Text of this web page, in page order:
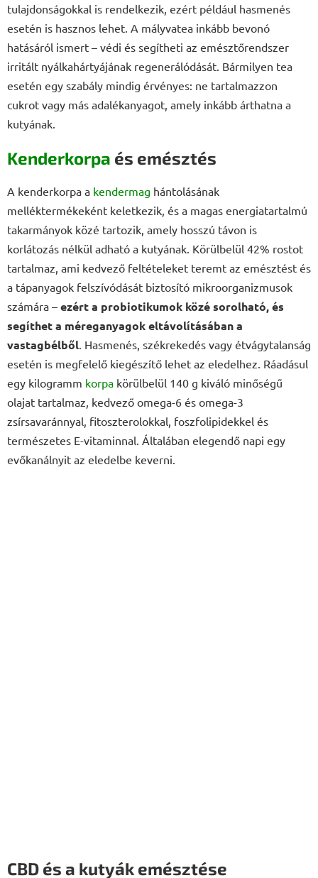
tulajdonságokkal is rendelkezik, ezért például hasmenés
esetén is hasznos lehet. A mályvatea inkább bevonó
hatásáról ismert – védi és segítheti az emésztőrendszer
irritált nyálkahártyájának regenerálódását. Bármilyen tea
esetén egy szabály mindig érvényes: ne tartalmazzon
cukrot vagy más adalékanyagot, amely inkább árthatna a
kutyának.
Kenderkorpa és emésztés
A kenderkorpa a kendermag hántolásának
melléktermékeként keletkezik, és a magas energiatartalmú
takarmányok közé tartozik, amely hosszú távon is
korlátozás nélkül adható a kutyának. Körülbelül 42% rostot
tartalmaz, ami kedvező feltételeket teremt az emésztést és
a tápanyagok felszívódását biztosító mikroorganizmusok
számára – ezért a probiotikumok közé sorolható, és
segíthet a méreganyagok eltávolításában a
vastagbélből . Hasmenés, székrekedés vagy étvágytalanság
esetén is megfelelő kiegészítő lehet az eledelhez. Ráadásul
egy kilogramm korpa körülbelül 140 g kiváló minőségű
olajat tartalmaz, kedvező omega-6 és omega-3
zsírsavaránnyal, fitoszterolokkal, foszfolipidekkel és
természetes E-vitaminnal. Általában elegendő napi egy
evőkanálnyit az eledelbe keverni.
CBD és a kutyák emésztése